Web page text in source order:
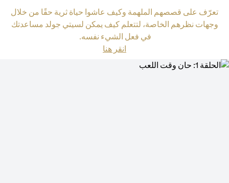
تعرّف على قصصهم الملهمة وكيف عاشوا حياة ثرية حقًا من خلال
وجهات نظرهم الخاصة، لتتعلم كيف يمكن لسيتي جولد مساعدتك
في فعل الشيء نفسه.
انقر هنا